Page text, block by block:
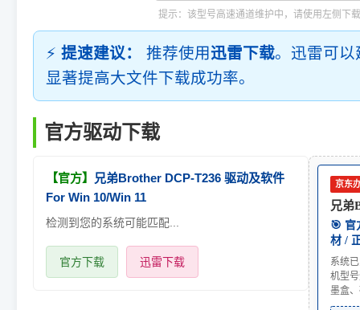
提示：该型号高速通道维护中，请使用左侧下载
⚡ 提速建议： 推荐使用迅雷下载。迅雷可
显著提高大文件下载成功率。
官方驱动下载
【官方】
兄弟Brother DCP-T236 驱动及软件
For Win 10/Win 11
检测到您的系统可能匹配...
官方下载 迅雷下载
京东
兄弟
🎯 官
材 /
系统
机型
墨盒